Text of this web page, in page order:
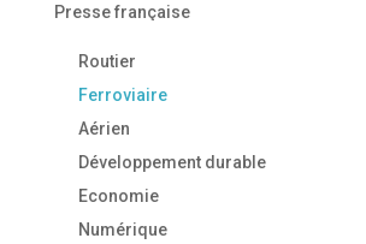
Presse française
Routier
Ferroviaire
Aérien
Développement durable
Economie
Numérique